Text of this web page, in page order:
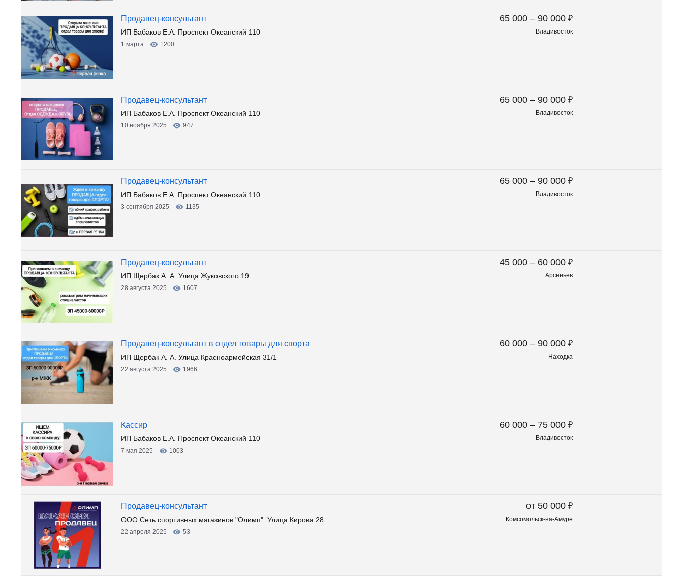
65 000 – 90 000 ₽
Владивосток
Продавец-консультант
ИП Бабаков Е.А. Проспект Океанский 110
1 марта 1200
65 000 – 90 000 ₽
Владивосток
Продавец-консультант
ИП Бабаков Е.А. Проспект Океанский 110
10 ноября 2025 947
65 000 – 90 000 ₽
Владивосток
Продавец-консультант
ИП Бабаков Е.А. Проспект Океанский 110
3 сентября 2025 1135
45 000 – 60 000 ₽
Арсеньев
Продавец-консультант
ИП Щербак А. А. Улица Жуковского 19
28 августа 2025 1607
60 000 – 90 000 ₽
Находка
Продавец-консультант в отдел товары для спорта
ИП Щербак А. А. Улица Красноармейская 31/1
22 августа 2025 1966
60 000 – 75 000 ₽
Владивосток
Кассир
ИП Бабаков Е.А. Проспект Океанский 110
7 мая 2025 1003
от 50 000 ₽
Комсомольск-на-Амуре
Продавец-консультант
ООО Сеть спортивных магазинов "Олимп". Улица Кирова 28
22 апреля 2025 53